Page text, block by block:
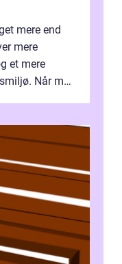
mere end
mere
et mere
Når man